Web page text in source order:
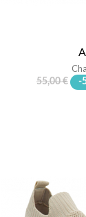
55,00 € -